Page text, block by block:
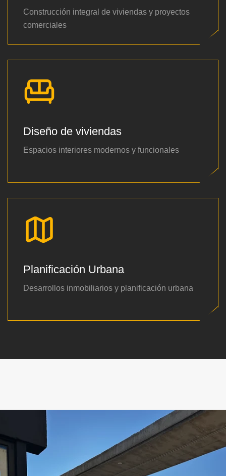
Construcción integral de viviendas y proyectos
comerciales
Diseño de viviendas
Espacios interiores modernos y funcionales
Planificación Urbana
Desarrollos inmobiliarios y planificación urbana